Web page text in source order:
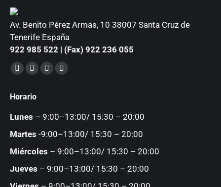
Av. Benito Pérez Armas, 10 38007 Santa Cruz de
Tenerife España
922 985 522 | (Fax) 922 236 055
Encuéntranos en:
Facebook
opens
window
YouTube
opens
window
Instagram
in
window
Mail
in
window
Horario
Lunes – 9:00–13:00/ 15:30 – 20:00
Martes -9:00–13:00/ 15:30 – 20:00
Miércoles – 9:00–13:00/ 15:30 – 20:00
Jueves – 9:00–13:00/ 15:30 – 20:00